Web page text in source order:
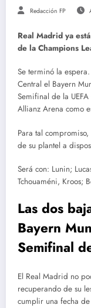
Redacción FP
Real Madrid ya
de la Champions
Se terminó la
Central el Bayern
Semifinal de la
Allianz Arena como
Para tal
de su plantel a
Será con: Lunin;
Tchouaméni, Kroos;
Las dos
Bayern
Semifinal
El Real Madrid no
recuperando de su
cumplir una fecha